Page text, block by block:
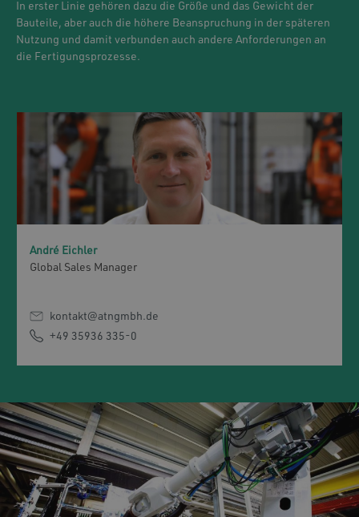
In erster Linie gehören dazu die Größe und das Gewicht der
Bauteile, aber auch die höhere Beanspruchung in der späteren
Nutzung und damit verbunden auch andere Anforderungen an
die Fertigungsprozesse.
André Eichler
Global Sales Manager
kontakt@atngmbh.de
+49 35936 335-0